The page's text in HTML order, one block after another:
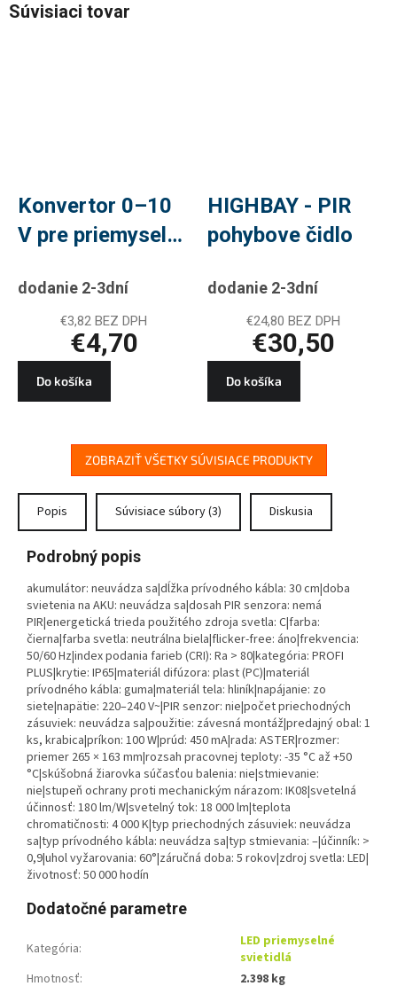
Súvisiaci tovar
Konvertor 0–10
V pre priemyselná
HIGHBAY
dodanie 2-3dní
€3,82 BEZ DPH
€4,70
Do košíka
HIGHBAY - PIR
pohybove čidlo
dodanie 2-3dní
€24,80 BEZ DPH
€30,50
Do košíka
ZOBRAZIŤ VŠETKY SÚVISIACE PRODUKTY
Popis Súvisiace súbory (3) Diskusia
Podrobný popis
akumulátor: neuvádza sa|dĺžka prívodného kábla: 30 cm|doba
svietenia na AKU: neuvádza sa|dosah PIR senzora: nemá
PIR|energetická trieda použitého zdroja svetla: C|farba:
čierna|farba svetla: neutrálna biela|flicker-free: áno|frekvencia:
50/60 Hz|index podania farieb (CRI): Ra > 80|kategória: PROFI
PLUS|krytie: IP65|materiál difúzora: plast (PC)|materiál
prívodného kábla: guma|materiál tela: hliník|napájanie: zo
siete|napätie: 220–240 V~|PIR senzor: nie|počet priechodných
zásuviek: neuvádza sa|použitie: závesná montáž|predajný obal: 1
ks, krabica|príkon: 100 W|prúd: 450 mA|rada: ASTER|rozmer:
priemer 265 × 163 mm|rozsah pracovnej teploty: -35 °C až +50
°C|skúšobná žiarovka súčasťou balenia: nie|stmievanie:
nie|stupeň ochrany proti mechanickým nárazom: IK08|svetelná
účinnosť: 180 lm/W|svetelný tok: 18 000 lm|teplota
chromatičnosti: 4 000 K|typ priechodných zásuviek: neuvádza
sa|typ prívodného kábla: neuvádza sa|typ stmievania: –|účinník: >
0,9|uhol vyžarovania: 60°|záručná doba: 5 rokov|zdroj svetla: LED|
životnosť: 50 000 hodín
Dodatočné parametre
Kategória:
LED priemyselné
svietidlá
Hmotnosť:
2.398 kg